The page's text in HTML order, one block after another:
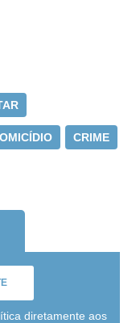
CRIME
diretamente aos